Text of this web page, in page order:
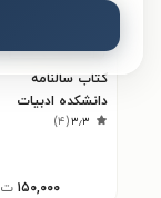
کتاب سالنامه
دانشکده ادبیات
تبریز سال ۱۳۳۰
۳٫۳(۴)
۱۵۰,۰۰۰ ت